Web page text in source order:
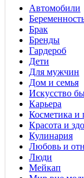
Автомобили
Брак
Бренды
Гардероб
Дети
Для мужчин
Дом и семья
Искусство
Карьера
Косметика
Красота и
Кулинария
Любовь и
Люди
Мейкап